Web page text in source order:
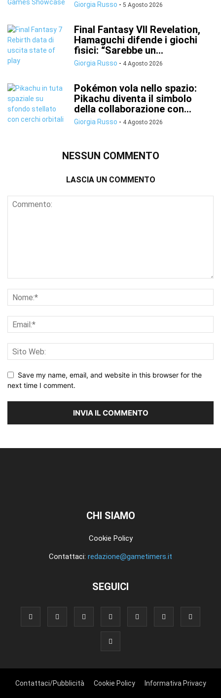
Giorgia Russo - 5 Agosto 2026
Final Fantasy VII Revelation,
Hamaguchi difende i giochi
fisici: “Sarebbe un...
Giorgia Russo - 4 Agosto 2026
Pokémon vola nello spazio:
Pikachu diventa il simbolo
della collaborazione con...
Giorgia Russo - 4 Agosto 2026
NESSUN COMMENTO
LASCIA UN COMMENTO
Save my name, email, and website in this browser for the
next time I comment.
CHI SIAMO
Cookie Policy
Contattaci: redazione@gametimers.it
SEGUICI
Contattaci/Pubblicità Cookie Policy Informativa Privacy